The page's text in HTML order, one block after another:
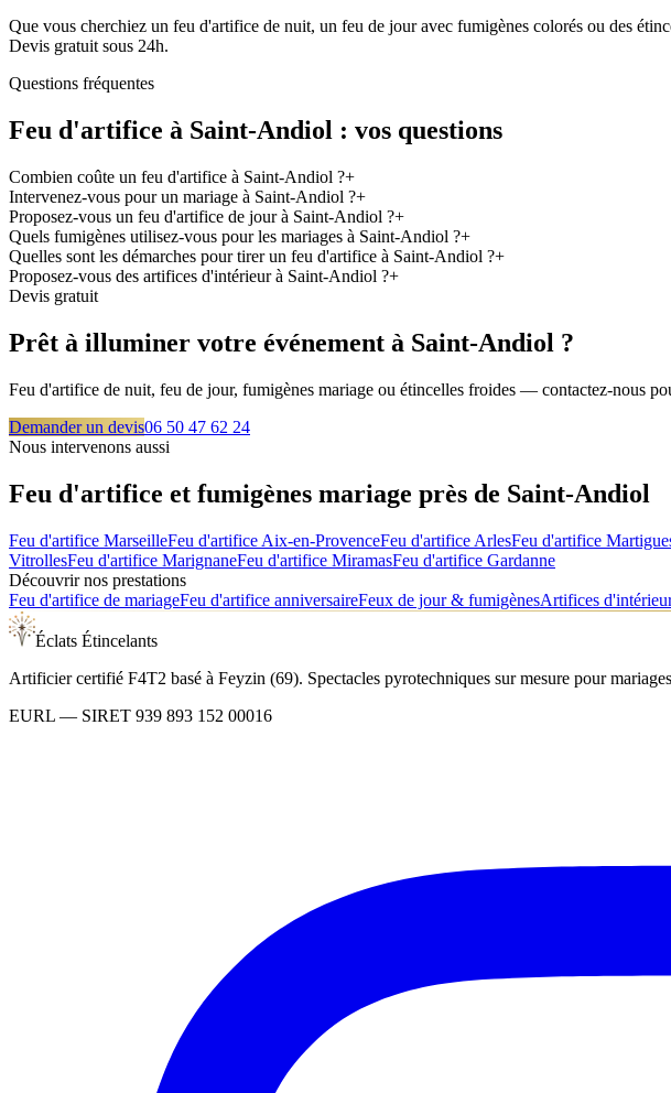
Que vous cherchiez un feu d'artifice de nuit, un feu de jour avec fumigènes colorés ou des
Devis gratuit sous 24h.
Questions fréquentes
Feu d'artifice à Saint-Andiol : vos questions
Combien coûte un feu d'artifice à Saint-Andiol ?+
Intervenez-vous pour un mariage à Saint-Andiol ?+
Proposez-vous un feu d'artifice de jour à Saint-Andiol ?+
Quels fumigènes utilisez-vous pour les mariages à Saint-Andiol ?+
Quelles sont les démarches pour tirer un feu d'artifice à Saint-Andiol ?+
Proposez-vous des artifices d'intérieur à Saint-Andiol ?+
Devis gratuit
Prêt à illuminer votre événement à Saint-Andiol ?
Feu d'artifice de nuit, feu de jour, fumigènes mariage ou étincelles froides — contactez-nous
Demander un devis06 50 47 62 24
Nous intervenons aussi
Feu d'artifice et fumigènes mariage près de Saint-Andiol
Feu d'artifice MarseilleFeu d'artifice Aix-en-ProvenceFeu d'artifice ArlesFeu d'artifice
VitrollesFeu d'artifice MarignaneFeu d'artifice MiramasFeu d'artifice Gardanne
Découvrir nos prestations
Feu d'artifice de mariageFeu d'artifice anniversaireFeux de jour & fumigènesArtifices
Éclats Étincelants
Artificier certifié F4T2 basé à Feyzin (69). Spectacles pyrotechniques sur mesure pour
EURL — SIRET 939 893 152 00016